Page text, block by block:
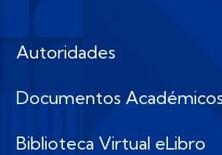
Autoridades
Documentos Académicos
Biblioteca Virtual eLibro